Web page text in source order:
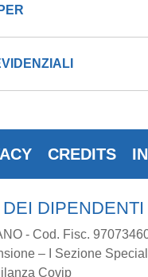
CREDITS
- Cod. Fisc.
– I Sezione
Covip